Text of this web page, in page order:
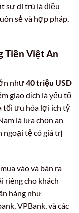
sư di trú là điều
sẻ và hợp pháp,
Tiền Việt An
như40 triệu USD
giao dịch là yếu tố
tối ưu hóa lợi ích tỷ
là lựa chọn an
ngoại tệ có giá trị
vào và bán ra
riêng cho khách
hàng như
VPBank, và các